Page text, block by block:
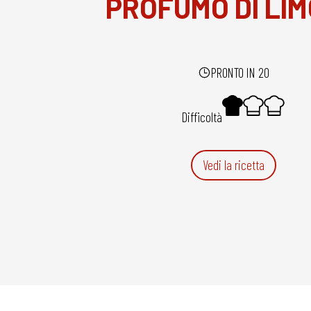
PROFUMO DI
PRONTO IN 20
Difficoltà
Vedi la ricetta